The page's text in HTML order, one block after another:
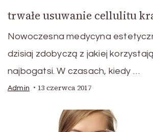
trwałe usuwanie cellulitu
Nowoczesna medycyna
dzisiaj zdobyczą z jakiej
najbogatsi. W czasach, kiedy …
Admin 13 czerwca 2017